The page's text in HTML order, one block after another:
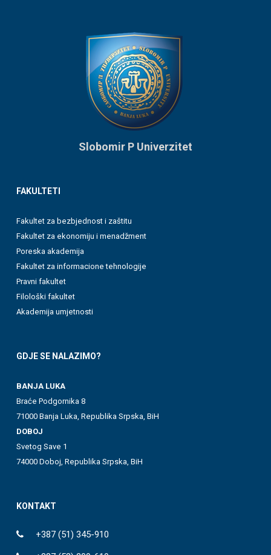
Slobomir P Univerzitet
FAKULTETI
Fakultet za bezbjednost i zaštitu
Fakultet za ekonomiju i menadžment
Poreska akademija
Fakultet za informacione tehnologije
Pravni fakultet
Filološki fakultet
Akademija umjetnosti
GDJE SE NALAZIMO?
BANJA LUKA
Braće Podgornika 8
71000 Banja Luka, Republika Srpska, BiH
DOBOJ
Svetog Save 1
74000 Doboj, Republika Srpska, BiH
KONTAKT
+387 (51) 345-910